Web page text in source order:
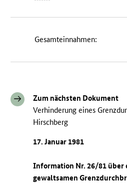
Gesamteinnahmen:
Zum nächsten Dokument
Verhinderung eines
Hirschberg
17. Januar 1981
Information Nr. 26/81 über
gewaltsamen